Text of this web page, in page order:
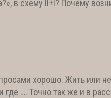
в схему II+l? Почему
хорошо. Жить или
где …. Точно так же и в